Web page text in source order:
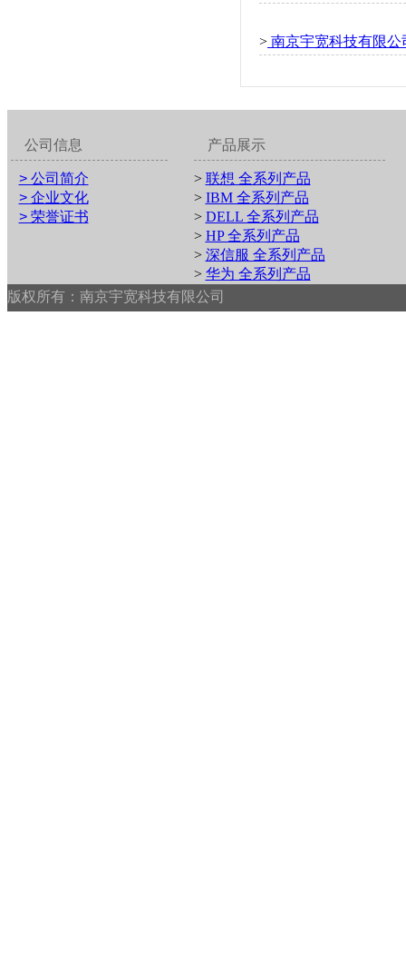
> 南京宇宽科技有限
公司信息
> 公司简介
> 企业文化
> 荣誉证书
产品展示
> 联想 全系列产品
> IBM 全系列产品
> DELL 全系列产品
> HP 全系列产品
> 深信服 全系列产品
> 华为 全系列产品
版权所有：南京宇宽科技有限公司